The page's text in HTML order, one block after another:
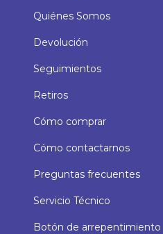
Quiénes Somos
Devolución
Seguimientos
Retiros
Cómo comprar
Cómo contactarnos
Preguntas frecuentes
Servicio Técnico
Botón de arrepentimiento